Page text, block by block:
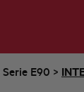
Serie E90 >